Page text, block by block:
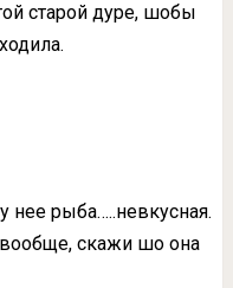
старой дуре, шобы
рыба…..невкусная.
скажи шо она